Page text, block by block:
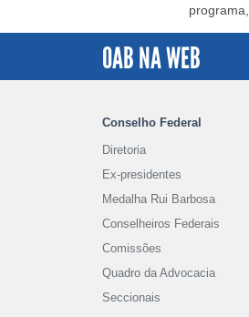
programa,
OAB NA WEB
Conselho Federal
Diretoria
Ex-presidentes
Medalha Rui Barbosa
Conselheiros Federais
Comissões
Quadro da Advocacia
Seccionais